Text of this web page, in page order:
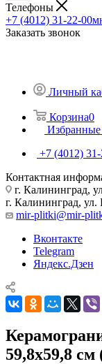
Телефоны
+7 (4012) 31-22-00
Заказать звонок
Личный
Корзина0
+7 (4012)
Контактная
г. Калининград,
г. Калининград, ул.
mir-plitki@mir-
Вконтакте
Telegram
Яндекс.Дзен
59,8x59,8 см